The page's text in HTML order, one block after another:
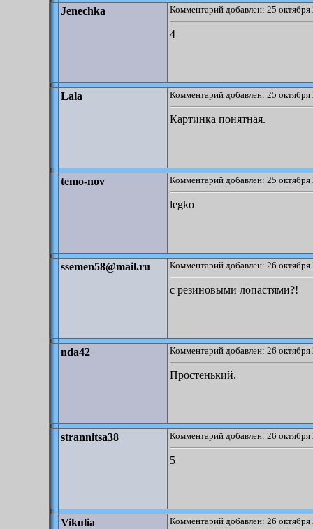
Jenechka Комментарий добавлен: 25
4
Lala Комментарий добавлен: 25
Картинка понятная.
temo-nov Комментарий добавлен: 25
legko
ssemen58@mail.ru Комментарий добавлен: 26
с резиновыми лопастями?!
nda42 Комментарий добавлен: 26
Простенький.
strannitsa38 Комментарий добавлен: 26
5
Vikulia Комментарий добавлен: 26